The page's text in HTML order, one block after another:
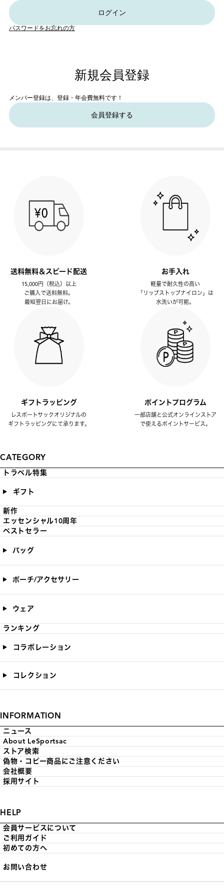
ログイン
パスワードをお忘れの方
新規会員登録
メンバー登録は、登録・年会費無料です！
会員登録する
送料無料＆スピード配送
15,000円（税込）以上
ご購入で送料無料。
最短翌日にお届け。
お手入れ
軽量で耐久性の高い
「リップストップナイロン」は
水洗いが可能。
ギフトラッピング
レスポートサックオリジナルの
ギフトラッピングにて承ります。
ポイントプログラム
一部店舗と公式オンラインストア
で使えるポイントサービス。
CATEGORY
トラベル特集
ギフト
新作
エッセンシャル10周年
ベストセラー
バッグ
ポーチ/アクセサリー
ウェア
ランキング
コラボレーション
コレクション
INFORMATION
ニュース
About LeSportsac
ストア検索
偽物・コピー商品にご注意ください
会社概要
採用サイト
HELP
会員サービスについて
ご利用ガイド
初めての方へ
お問い合わせ